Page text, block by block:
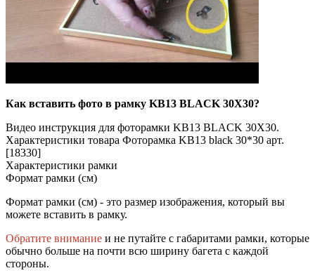
Как вставить фото в рамку KB13 BLACK 30X30?
Видео инструкция для фоторамки KB13 BLACK 30X30.
Характеристики товара Фоторамка KB13 black 30*30 арт.
[18330]
Характеристики рамки
Формат рамки (см)
Формат рамки (см) - это размер изображения, который вы
можете вставить в рамку.
Обратите внимание и не путайте с габаритами рамки, которые
обычно больше на почти всю ширину багета с каждой
стороны.